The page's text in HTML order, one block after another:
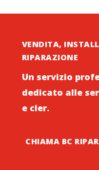
VENDITA,
RIPARAZIONE
Un servizio
dedicato alle
e cler.
CHIAMA BC